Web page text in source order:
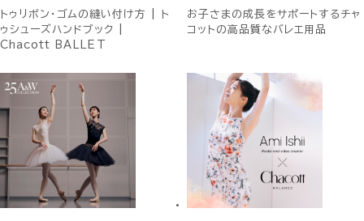
トゥリボン・ゴムの縫い付け方 | ト
ゥシューズハンドブック |
Chacott BALLET
お子さまの成長をサポートするチャ
コットの高品質なバレエ用品